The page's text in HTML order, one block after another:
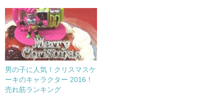
ド
ウ
で
開
き
ま
す
)
男の子に人気！クリスマスケ
ーキのキャラクター 2016！
売れ筋ランキング